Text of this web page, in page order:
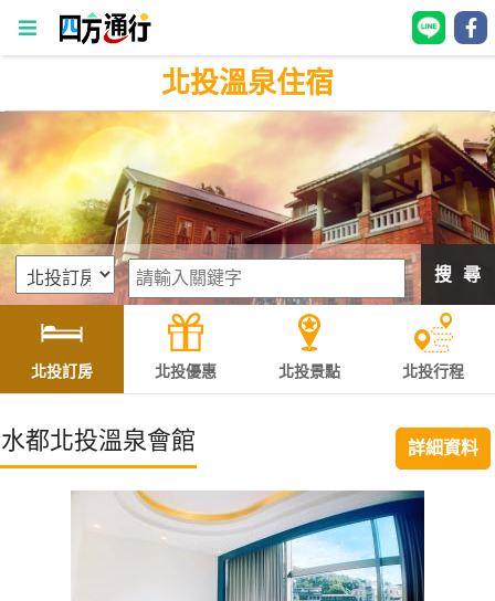
四
通
行
訂
房
灣
訂
房
直接跟飯店訂房HOT
北投溫泉住宿
搜 尋
北投訂房 北投優惠 北投景點 北投行程
水都北投溫泉會館 詳細資料